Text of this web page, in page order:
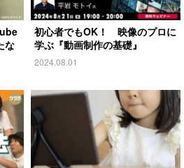
な
初心者でもOK！ 映像のプロに
学ぶ『動画制作の基礎』
2024.08.01